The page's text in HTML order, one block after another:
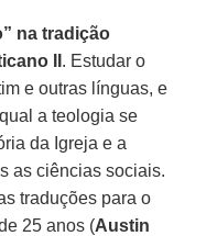
na tradição
II . Estudar o
e outras línguas, e
a teologia se
da Igreja e a
as ciências sociais.
traduções para o
25 anos (Austin